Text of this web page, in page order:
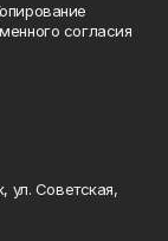
согласия
ул. Советская,